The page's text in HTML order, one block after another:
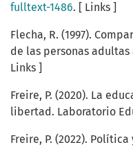
fulltext-1486. [ Links ]
Flecha, R. (1997).
de las personas
Links ]
Freire, P. (2020). La
libertad. Laboratorio
Freire, P. (2022).